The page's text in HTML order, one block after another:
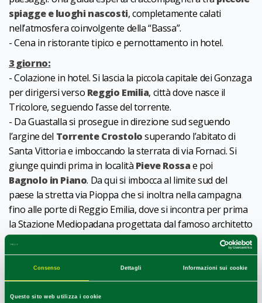
Consenso Dettagli Informazioni sui cookie
Questo sito web utilizza i cookie
spiagge e luoghi nascosti, completamente calati
nell’atmosfera coinvolgente della “Bassa”.
- Cena in ristorante tipico e pernottamento in hotel.
3 giorno:
- Colazione in hotel. Si lascia la piccola capitale dei Gonzaga
per dirigersi verso Reggio Emilia, città dove nasce il
Tricolore, seguendo l’asse del torrente.
- Da Guastalla si prosegue in direzione sud seguendo
l’argine del Torrente Crostolosuperando l’abitato di
Santa Vittoria e imboccando la sterrata di via Fornaci. Si
giunge quindi prima in località Pieve Rossae poi
Bagnolo in Piano. Da qui si imbocca al limite sud del
paese la stretta via Pioppa che si inoltra nella campagna
fino alle porte di Reggio Emilia, dove si incontra per prima
la Stazione Mediopadana progettata dal famoso architetto
Santiago Calatrava.
- Partenza.
Durata: 3 giorni